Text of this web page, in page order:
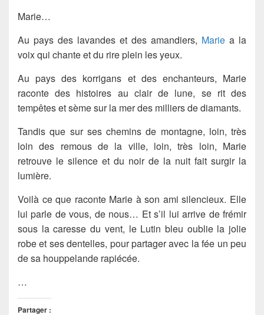
Marie…
Au pays des lavandes et des amandiers, Marie a la
voix qui chante et du rire plein les yeux.
Au pays des korrigans et des enchanteurs, Marie
raconte des histoires au clair de lune, se rit des
tempêtes et sème sur la mer des milliers de diamants.
Tandis que sur ses chemins de montagne, loin, très
loin des remous de la ville, loin, très loin, Marie
retrouve le silence et du noir de la nuit fait surgir la
lumière.
Voilà ce que raconte Marie à son ami silencieux. Elle
lui parle de vous, de nous… Et s’il lui arrive de frémir
sous la caresse du vent, le Lutin bleu oublie la jolie
robe et ses dentelles, pour partager avec la fée un peu
de sa houppelande rapiécée.
…
Partager :